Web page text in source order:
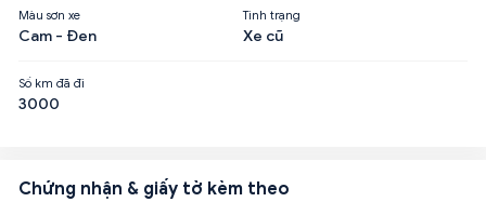
Màu sơn xe
Cam - Đen
Tình trạng
Xe cũ
Số km đã đi
3000
Chứng nhận & giấy tờ kèm theo